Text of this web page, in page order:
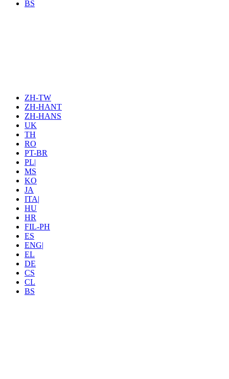
BS
ZH-TW
ZH-HANT
ZH-HANS
UK
TH
RO
PT-BR
PL|
MS
KO
JA
ITA|
HU
HR
FIL-PH
ES
ENG|
EL
DE
CS
CL
BS